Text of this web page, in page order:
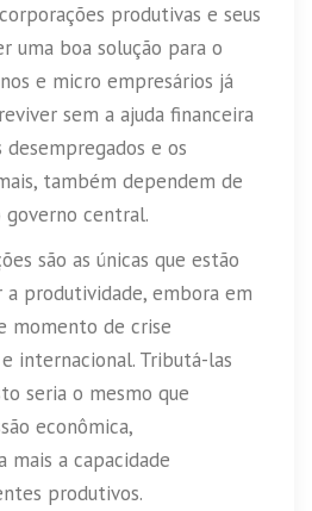
produtivas e seus
uma boa solução para o
e micro empresários já
sem a ajuda financeira
desempregados e os
também dependem de
central.
são as únicas que estão
produtividade, embora em
momento de crise
internacional. Tributá-las
seria o mesmo que
econômica,
mais a capacidade
produtivos.